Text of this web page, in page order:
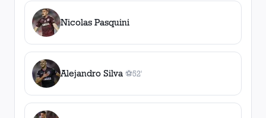
Nicolas Pasquini
Alejandro Silva ⚽
1gol
52'